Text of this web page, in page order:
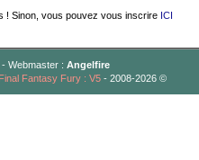
! Sinon, vous pouvez vous inscrire ICI
- Webmaster : Angelfire
Final Fantasy Fury : V5 - 2008-2026 ©